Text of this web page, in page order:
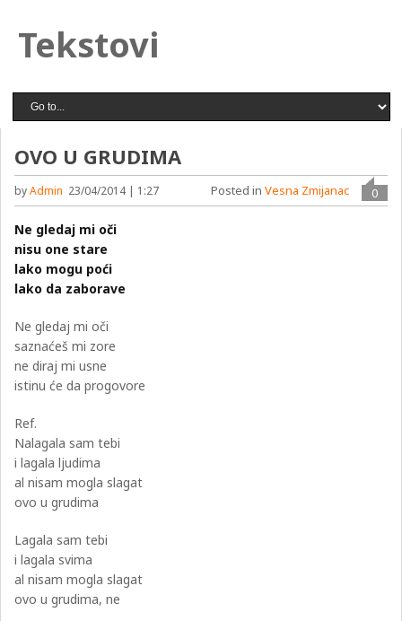
Tekstovi
OVO U GRUDIMA
byAdmin 23/04/2014 | 1:27 0
Posted in Vesna Zmijanac
Ne gledaj mi oči
nisu one stare
lako mogu poći
lako da zaborave
Ne gledaj mi oči
saznaćeš mi zore
ne diraj mi usne
istinu će da progovore
Ref.
Nalagala sam tebi
i lagala ljudima
al nisam mogla slagat
ovo u grudima
Lagala sam tebi
i lagala svima
al nisam mogla slagat
ovo u grudima, ne